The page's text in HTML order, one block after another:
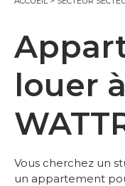
louer à
Vous cherchez un
un appartement